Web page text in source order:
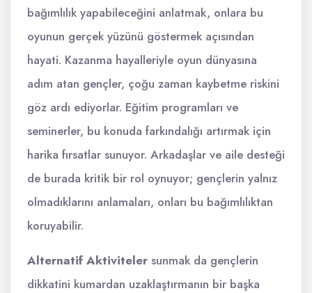
bağımlılık yapabileceğini anlatmak, onlara bu
oyunun gerçek yüzünü göstermek açısından
hayati. Kazanma hayalleriyle oyun dünyasına
adım atan gençler, çoğu zaman kaybetme riskini
göz ardı ediyorlar. Eğitim programları ve
seminerler, bu konuda farkındalığı artırmak için
harika fırsatlar sunuyor. Arkadaşlar ve aile desteği
de burada kritik bir rol oynuyor; gençlerin yalnız
olmadıklarını anlamaları, onları bu bağımlılıktan
koruyabilir.
Alternatif Aktiviteler sunmak da gençlerin
dikkatini kumardan uzaklaştırmanın bir başka